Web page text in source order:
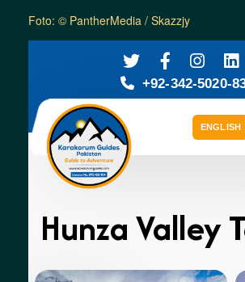
Foto: © PantherMedia / Skazzjy